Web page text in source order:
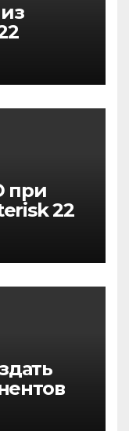
при
22